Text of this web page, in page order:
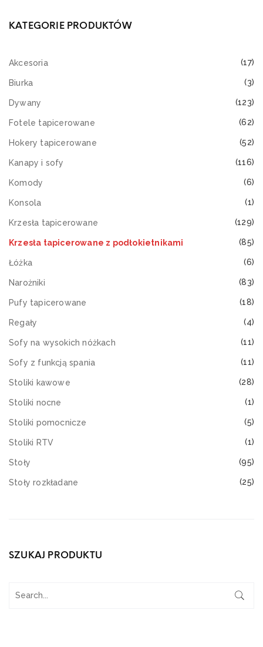
KATEGORIE PRODUKTÓW
Akcesoria (17)
Biurka (3)
Dywany (123)
Fotele tapicerowane (62)
Hokery tapicerowane (52)
Kanapy i sofy (116)
Komody (6)
Konsola (1)
Krzesła tapicerowane (129)
Krzesła tapicerowane z podłokietnikami (85)
Łóżka (6)
Narożniki (83)
Pufy tapicerowane (18)
Regały (4)
Sofy na wysokich nóżkach (11)
Sofy z funkcją spania (11)
Stoliki kawowe (28)
Stoliki nocne (1)
Stoliki pomocnicze (5)
Stoliki RTV (1)
Stoły (95)
Stoły rozkładane (25)
SZUKAJ PRODUKTU